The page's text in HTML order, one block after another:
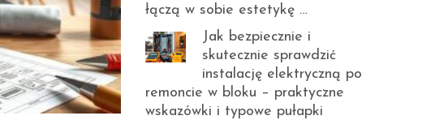
łączą w sobie estetykę …
Jak bezpiecznie i
skutecznie sprawdzić
instalację elektryczną po
remoncie w bloku – praktyczne
wskazówki i typowe pułapki